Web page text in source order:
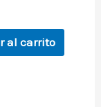
al carrito